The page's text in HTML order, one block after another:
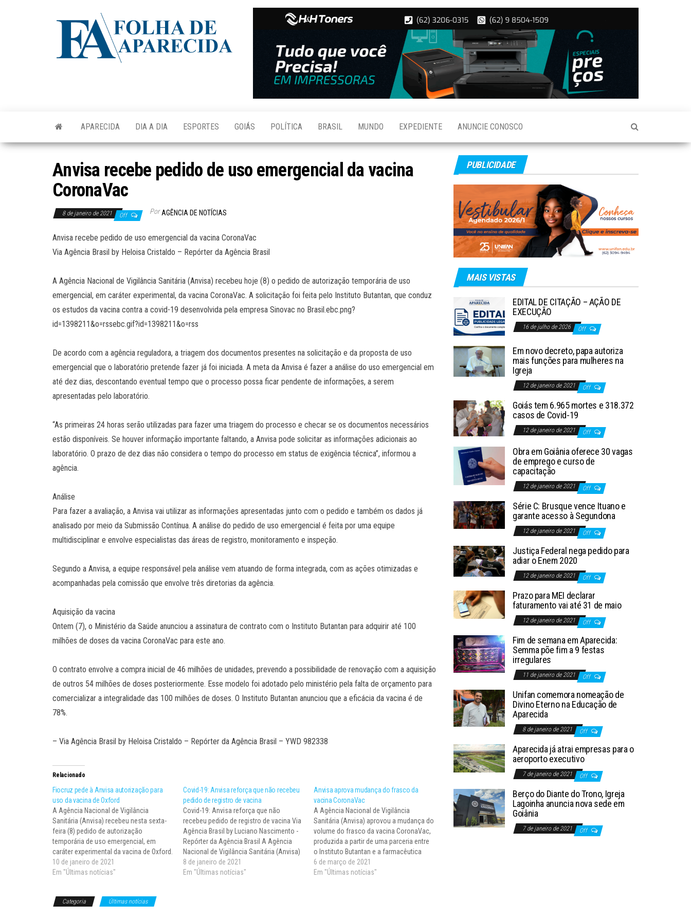
Aparecida
APARECIDA DIA A DIA ESPORTES GOIÁS POLÍTICA BRASIL MUNDO EXPEDIENTE ANUNCIE CONOSCO
Anvisa recebe pedido de uso emergencial da vacina
CoronaVac
8 de janeiro de 2021 Off Por AGÊNCIA DE NOTÍCIAS
Anvisa recebe pedido de uso emergencial da vacina CoronaVac
Via Agência Brasil by Heloisa Cristaldo – Repórter da Agência Brasil
A Agência Nacional de Vigilância Sanitária (Anvisa) recebeu hoje (8) o pedido de autorização temporária de uso
emergencial, em caráter experimental, da vacina CoronaVac. A solicitação foi feita pelo Instituto Butantan, que conduz
os estudos da vacina contra a covid-19 desenvolvida pela empresa Sinovac no Brasil.ebc.png?
id=1398211&o=rssebc.gif?id=1398211&o=rss
De acordo com a agência reguladora, a triagem dos documentos presentes na solicitação e da proposta de uso
emergencial que o laboratório pretende fazer já foi iniciada. A meta da Anvisa é fazer a análise do uso emergencial em
até dez dias, descontando eventual tempo que o processo possa ficar pendente de informações, a serem
apresentadas pelo laboratório.
“As primeiras 24 horas serão utilizadas para fazer uma triagem do processo e checar se os documentos necessários
estão disponíveis. Se houver informação importante faltando, a Anvisa pode solicitar as informações adicionais ao
laboratório. O prazo de dez dias não considera o tempo do processo em status de exigência técnica”, informou a
agência.
Análise
Para fazer a avaliação, a Anvisa vai utilizar as informações apresentadas junto com o pedido e também os dados já
analisado por meio da Submissão Contínua. A análise do pedido de uso emergencial é feita por uma equipe
multidisciplinar e envolve especialistas das áreas de registro, monitoramento e inspeção.
Segundo a Anvisa, a equipe responsável pela análise vem atuando de forma integrada, com as ações otimizadas e
acompanhadas pela comissão que envolve três diretorias da agência.
Aquisição da vacina
Ontem (7), o Ministério da Saúde anunciou a assinatura de contrato com o Instituto Butantan para adquirir até 100
milhões de doses da vacina CoronaVac para este ano.
O contrato envolve a compra inicial de 46 milhões de unidades, prevendo a possibilidade de renovação com a aquisição
de outros 54 milhões de doses posteriormente. Esse modelo foi adotado pelo ministério pela falta de orçamento para
comercializar a integralidade das 100 milhões de doses. O Instituto Butantan anunciou que a eficácia da vacina é de
78%.
– Via Agência Brasil by Heloisa Cristaldo – Repórter da Agência Brasil – YWD 982338
Relacionado
Fiocruz pede à Anvisa autorização para
uso da vacina de Oxford
A Agência Nacional de Vigilância
Sanitária (Anvisa) recebeu nesta sexta-
feira (8) pedido de autorização
temporária de uso emergencial, em
caráter experimental da vacina de Oxford.
A solicitação foi enviada pela Fundação
Oswaldo Cruz (Fiocruz), que conduz os
da Anvisa…
10 de janeiro de 2021
Em "Últimas notícias"
Covid-19: Anvisa reforça que não recebeu
pedido de registro de vacina
Covid-19: Anvisa reforça que não
recebeu pedido de registro de vacina Via
Agência Brasil by Luciano Nascimento -
Repórter da Agência Brasil A Agência
Nacional de Vigilância Sanitária (Anvisa)
disse hoje (7) que ainda não recebeu
nenhum pedido de uso emergencial ou
8 de janeiro de 2021
Em "Últimas notícias"
Anvisa aprova mudança do frasco da
vacina CoronaVac
A Agência Nacional de Vigilância
Sanitária (Anvisa) aprovou a mudança do
volume do frasco da vacina CoronaVac,
produzida a partir de uma parceria entre
o Instituto Butantan e a farmacêutica
chinesa Sinovac. O frasco utilizado
atualmente tem capacidade para 6,2
6 de março de 2021
Em "Últimas notícias"
Categoria Últimas notícias
PUBLICIDADE
MAIS VISTAS
EDITAL DE CITAÇÃO – AÇÃO DE
EXECUÇÃO
16 de julho de 2026 Off
Em novo decreto, papa autoriza
mais funções para mulheres na
Igreja
12 de janeiro de 2021 Off
Goiás tem 6.965 mortes e 318.372
casos de Covid-19
12 de janeiro de 2021 Off
Obra em Goiânia oferece 30 vagas
de emprego e curso de
capacitação
12 de janeiro de 2021 Off
Série C: Brusque vence Ituano e
garante acesso à Segundona
12 de janeiro de 2021 Off
Justiça Federal nega pedido para
adiar o Enem 2020
12 de janeiro de 2021 Off
Prazo para MEI declarar
faturamento vai até 31 de maio
12 de janeiro de 2021 Off
Fim de semana em Aparecida:
Semma põe fim a 9 festas
irregulares
11 de janeiro de 2021 Off
Unifan comemora nomeação de
Divino Eterno na Educação de
Aparecida
8 de janeiro de 2021 Off
Aparecida já atrai empresas para o
aeroporto executivo
7 de janeiro de 2021 Off
Berço do Diante do Trono, Igreja
Lagoinha anuncia nova sede em
Goiânia
7 de janeiro de 2021 Off